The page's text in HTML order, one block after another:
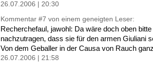
26.07.2006 | 20:30
Kommentar #7 von einem geneigten Leser:
Recherchefaul, jawohl: Da wäre doch oben
nachzutragen, dass sie für den armen Giuliani
Von dem Geballer in der Causa von Rauch
26.07.2006 | 21:58